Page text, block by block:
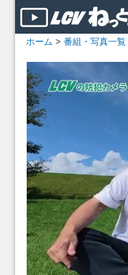
ホーム > 番組・写真一覧